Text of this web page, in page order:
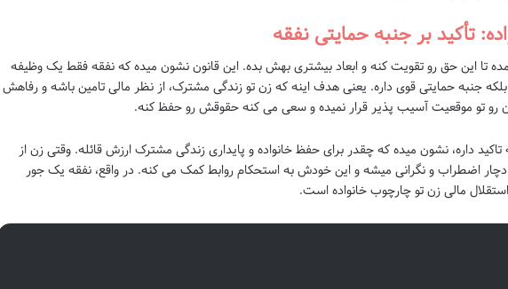
تأکید بر جنبه حمایتی نفقه
تا این حق رو تقویت کنه و ابعاد بیشتری بهش بده. این قانون نشون میده که نفقه فقط یک وظیفه
جنبه حمایتی قوی داره. یعنی هدف اینه که زن تو زندگی مشترک، از نظر مالی تامین باشه و رفاهش
رو تو موقعیت آسیب پذیر قرار نمیده و سعی می کنه حقوقش رو حفظ کنه.
تاکید داره، نشون میده که چقدر برای حفظ خانواده و پایداری زندگی مشترک ارزش قائله. وقتی زن از
دچار اضطراب و نگرانی میشه و این خودش به استحکام روابط کمک می کنه. در واقع، نفقه یک جور
مالی زن تو چارچوب خانواده است.